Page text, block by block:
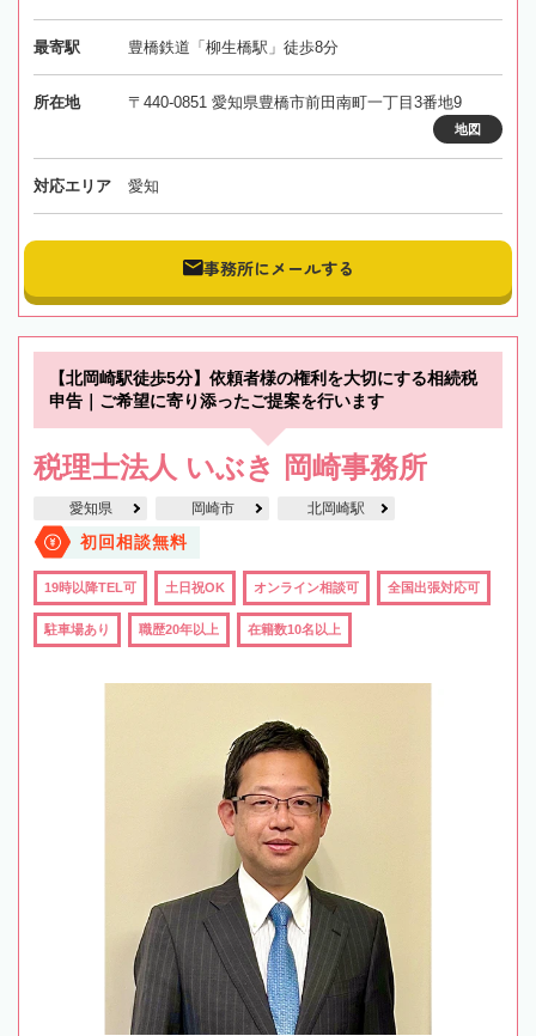
最寄駅 豊橋鉄道「柳生橋駅」徒歩8分
所在地 〒440-0851 愛知県豊橋市前田南町一丁目3番地9
地図
対応エリア 愛知
事務所にメールする
【北岡崎駅徒歩5分】依頼者様の権利を大切にする相続税
申告｜ご希望に寄り添ったご提案を行います
税理士法人 いぶき 岡崎事務所
愛知県 岡崎市 北岡崎駅
初回相談無料
19時以降TEL可 土日祝OK オンライン相談可 全国出張対応可
駐車場あり 職歴20年以上 在籍数10名以上